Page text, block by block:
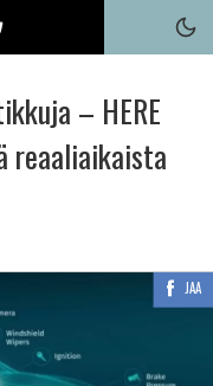
– HERE
reaaliaikaista
JAA